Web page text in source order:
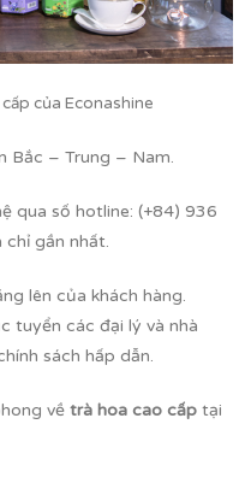
của Econashine
Bắc – Trung – Nam.
qua số hotline: (+84) 936
gần nhất.
lên của khách hàng.
tuyển các đại lý và nhà
sách hấp dẫn.
về trà hoa cao cấp tại